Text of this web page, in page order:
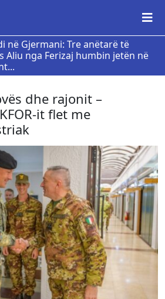
në Gjermani: Tre anëtarë të
Aliu nga Ferizaj humbin jetën në
dhe rajonit –
it flet me